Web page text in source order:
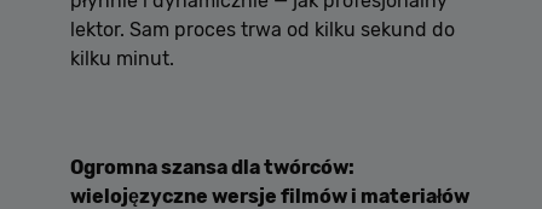
lektor. Sam proces trwa od kilku sekund do
kilku minut.
Ogromna szansa dla twórców:
wielojęzyczne wersje filmów i materiałów